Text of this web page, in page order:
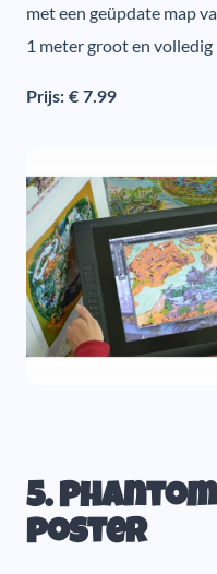
met een geüpdate map
1 meter groot en volledig
Prijs: € 7.99
5.
poster